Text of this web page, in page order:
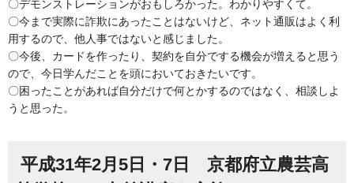
〇デモンストレーションがおもしろかった。わかりやすくて。
〇今まで実際に詐欺にあったことはないけど、ネット通販はよく利
用するので、他人事ではないと感じました。
〇今後、カードを作ったり、契約を自分でする機会が増えると思う
ので、今日学んだことを頭においておきたいです。
〇困ったことがあれば自分だけで何とかするのではなく、相談しよ
うと思った。
平成31年2月5日・7日 京都府立農芸高